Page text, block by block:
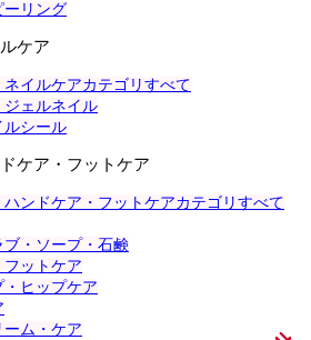
ーリング
ケア
ネイルケアカテゴリすべて
ジェルネイル
ルシール
ケア・フットケア
ンドケア・フットケアカテゴリすべて
・ソープ・石鹸
ットケア
ヒップケア
ーム・ケア